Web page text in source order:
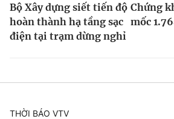
Bộ Xây dựng siết tiến độ
hoàn thành hạ tầng sạc
điện tại trạm dừng nghỉ
Chứng
mốc
THỜI BÁO VTV